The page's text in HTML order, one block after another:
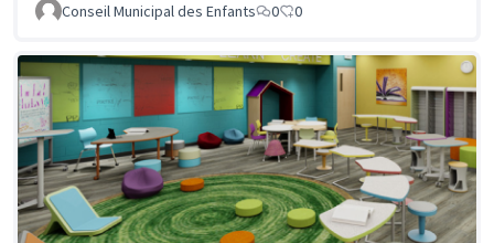
Conseil Municipal des Enfants
0 0